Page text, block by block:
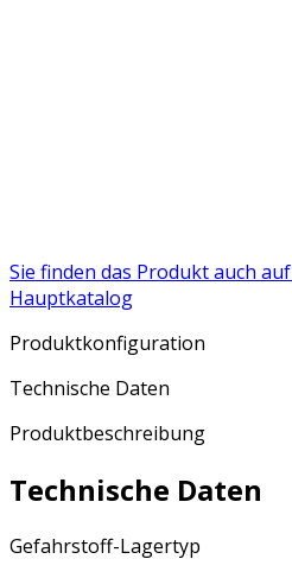
Sie finden das Produkt auch auf
Hauptkatalog
Produktkonfiguration
Technische Daten
Produktbeschreibung
Technische Daten
Gefahrstoff-Lagertyp